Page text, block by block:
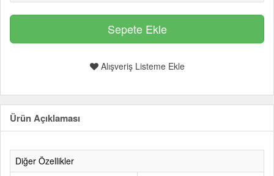
Alışveriş Listeme Ekle
Ürün Açıklaması
Diğer Özellikler